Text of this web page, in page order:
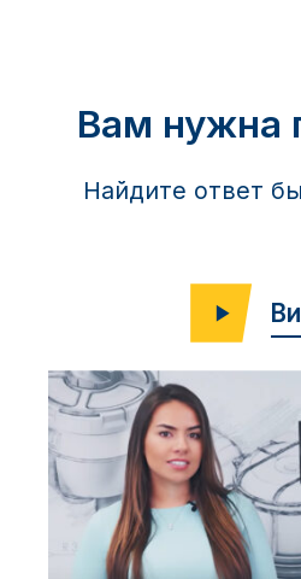
Вам нужна
Найдите ответ